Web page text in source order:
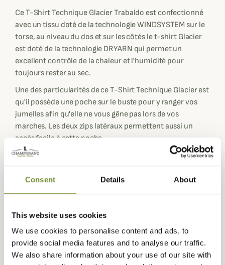
Consent Details About
This website uses cookies
We use cookies to personalise content and ads, to
provide social media features and to analyse our traffic.
We also share information about your use of our site with
Ce T-Shirt Technique Glacier Trabaldo est confectionné
avec un tissu doté de la technologie WINDSYSTEM sur le
torse, au niveau du dos et sur les côtés le t-shirt Glacier
est doté de la technologie DRYARN qui permet un
excellent contrôle de la chaleur et l'humidité pour
toujours rester au sec.
Une des particularités de ce T-Shirt Technique Glacier est
qu'il possède une poche sur le buste pour y ranger vos
jumelles afin qu'elle ne vous gêne pas lors de vos
marches. Les deux zips latéraux permettent aussi un
accès facile à cette poche.
Afin de protéger le T-Shirt Glacier Trabaldo des
frottements d'un sac dos... il est doté de
renforts SCHOELLER DRYSKIN sur les épaules. Sur les
avants-bras les renforts permettent de protéger le t-